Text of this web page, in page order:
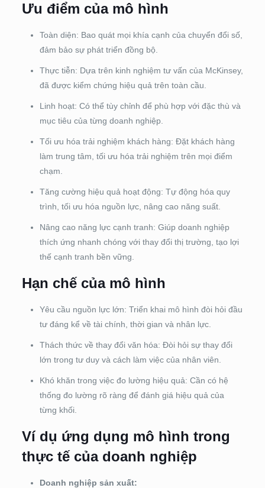
Ưu điểm của mô hình
Toàn diện: Bao quát mọi khía cạnh của chuyển đổi số,
đảm bảo sự phát triển đồng bộ.
Thực tiễn: Dựa trên kinh nghiệm tư vấn của McKinsey,
đã được kiểm chứng hiệu quả trên toàn cầu.
Linh hoạt: Có thể tùy chỉnh để phù hợp với đặc thù và
mục tiêu của từng doanh nghiệp.
Tối ưu hóa trải nghiệm khách hàng: Đặt khách hàng
làm trung tâm, tối ưu hóa trải nghiệm trên mọi điểm
chạm.
Tăng cường hiệu quả hoạt động: Tự động hóa quy
trình, tối ưu hóa nguồn lực, nâng cao năng suất.
Nâng cao năng lực cạnh tranh: Giúp doanh nghiệp
thích ứng nhanh chóng với thay đổi thị trường, tạo lợi
thế cạnh tranh bền vững.
Hạn chế của mô hình
Yêu cầu nguồn lực lớn: Triển khai mô hình đòi hỏi đầu
tư đáng kể về tài chính, thời gian và nhân lực.
Thách thức về thay đổi văn hóa: Đòi hỏi sự thay đổi
lớn trong tư duy và cách làm việc của nhân viên.
Khó khăn trong việc đo lường hiệu quả: Cần có hệ
thống đo lường rõ ràng để đánh giá hiệu quả của
từng khối.
Ví dụ ứng dụng mô hình trong
thực tế của doanh nghiệp
Doanh nghiệp sản xuất: